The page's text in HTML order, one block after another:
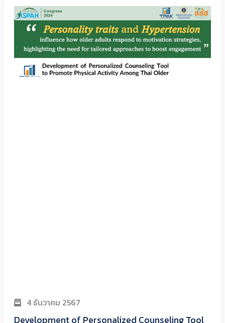
4 ธันวาคม 2567
Development of Personalized Counseling Tool